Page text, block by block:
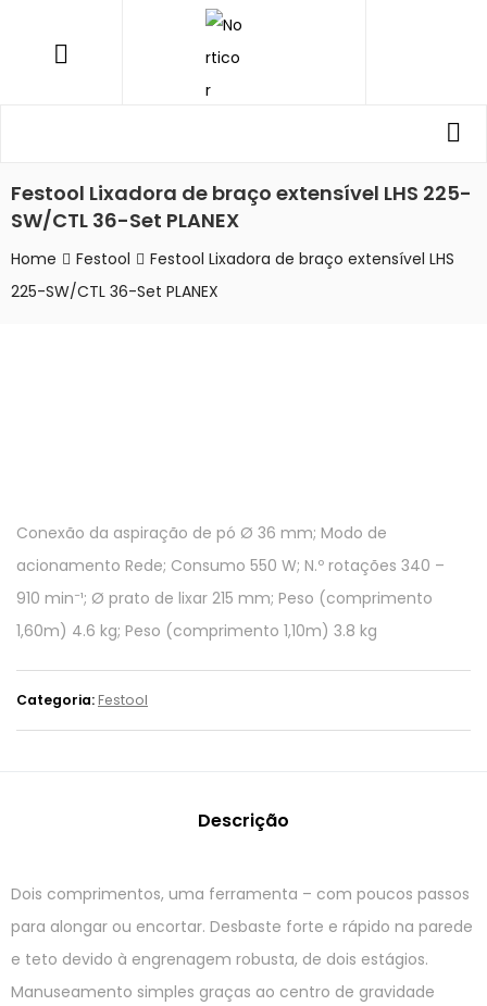
Festool Lixadora de braço extensível LHS 225-
SW/CTL 36-Set PLANEX
Home Festool
Festool Lixadora de braço extensível LHS
225-SW/CTL 36-Set PLANEX
Conexão da aspiração de pó Ø 36 mm; Modo de
acionamento Rede; Consumo 550 W; N.º rotações 340 –
910 min⁻¹; Ø prato de lixar 215 mm; Peso (comprimento
1,60m) 4.6 kg; Peso (comprimento 1,10m) 3.8 kg
Categoria: Festool
Descrição
Dois comprimentos, uma ferramenta – com poucos passos
para alongar ou encortar. Desbaste forte e rápido na parede
e teto devido à engrenagem robusta, de dois estágios.
Manuseamento simples graças ao centro de gravidade